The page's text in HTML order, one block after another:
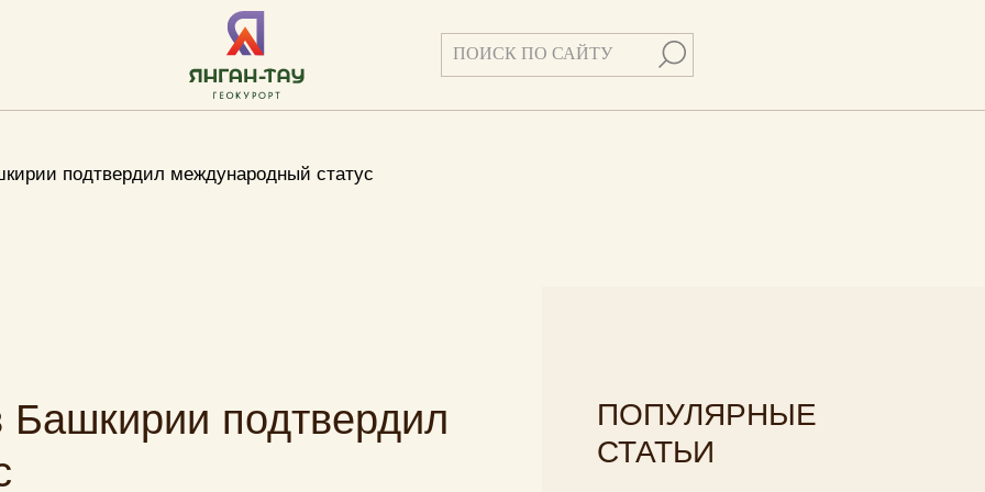
подтвердил международный статус
Башкирии подтвердил
ПОПУЛЯРНЫЕ
СТАТЬИ